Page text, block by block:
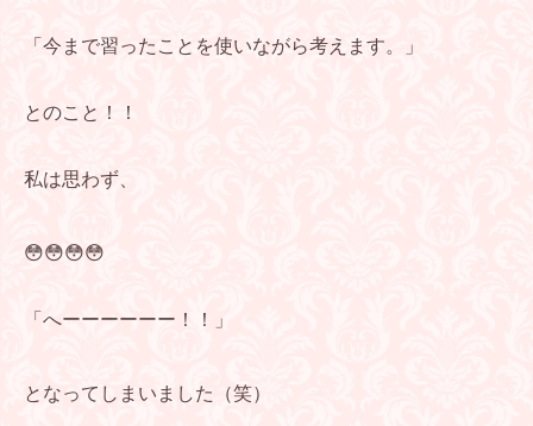
「今まで習ったことを使いながら考えます。」
とのこと！！
私は思わず、
😳😳😳😳
「へーーーーーー！！」
となってしまいました（笑）